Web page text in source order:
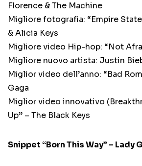
Florence & The Machine
Migliore fotografia: “Empire
& Alicia Keys
Migliore video Hip-hop: “Not
Migliore nuovo artista: Justin
Miglior video dell’anno: “Bad
Gaga
Miglior video innovativo
Up” – The Black Keys
Snippet “Born This Way” – Lady